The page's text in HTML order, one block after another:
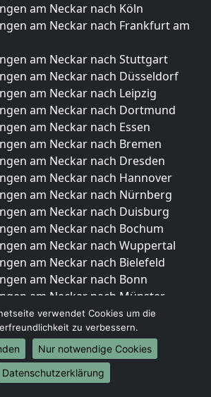
am Neckar nach Köln
am Neckar nach Frankfurt am
am Neckar nach Stuttgart
am Neckar nach Düsseldorf
am Neckar nach Leipzig
am Neckar nach Dortmund
am Neckar nach Essen
am Neckar nach Bremen
am Neckar nach Dresden
am Neckar nach Hannover
am Neckar nach Nürnberg
am Neckar nach Duisburg
am Neckar nach Bochum
am Neckar nach Wuppertal
am Neckar nach Bielefeld
am Neckar nach Bonn
am Neckar nach Münster
Umzüge
am Neckar nach Brasilien
am Neckar nach Brunei
verwendet Cookies um die
zu verbessern.
Nur notwendige Cookies
Datenschutzerklärung